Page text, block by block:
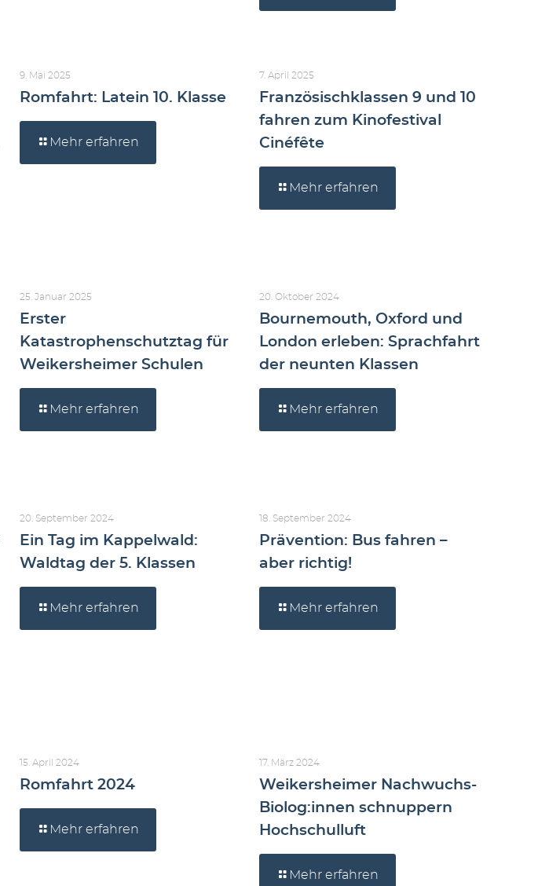
9. Mai 2025
Romfahrt: Latein 10. Klasse
Mehr erfahren
7. April 2025
Französischklassen 9 und 10
fahren zum Kinofestival
Cinéfête
Mehr erfahren
25. Januar 2025
Erster
Katastrophenschutztag für
Weikersheimer Schulen
Mehr erfahren
20. Oktober 2024
Bournemouth, Oxford und
London erleben: Sprachfahrt
der neunten Klassen
Mehr erfahren
20. September 2024
Ein Tag im Kappelwald:
Waldtag der 5. Klassen
Mehr erfahren
18. September 2024
Prävention: Bus fahren –
aber richtig!
Mehr erfahren
15. April 2024
Romfahrt 2024
Mehr erfahren
17. März 2024
Weikersheimer Nachwuchs-
Biolog:innen schnuppern
Hochschulluft
Mehr erfahren